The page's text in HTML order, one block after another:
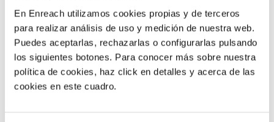
En Enreach utilizamos cookies propias y de terceros
para realizar análisis de uso y medición de nuestra web.
Puedes aceptarlas, rechazarlas o configurarlas pulsando
los siguientes botones. Para conocer más sobre nuestra
política de cookies, haz click en detalles y acerca de las
cookies en este cuadro.
9 métricas de call center para medir
la satisfacción del cliente
11/06/2026